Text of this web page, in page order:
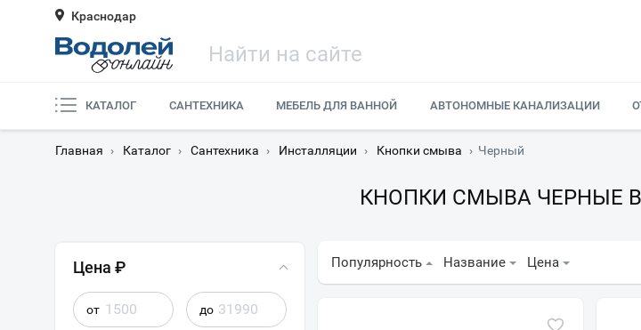
Краснодар
КАТАЛОГ САНТЕХНИКА МЕБЕЛЬ ДЛЯ ВАННОЙ АВТОНОМНЫЕ КАНАЛИЗАЦИИ
Главная › Каталог › Сантехника › Инсталляции › Кнопки смыва › Черный
КНОПКИ СМЫВА ЧЕРНЫЕ
Цена ₽
от до
Популярность Название Цена